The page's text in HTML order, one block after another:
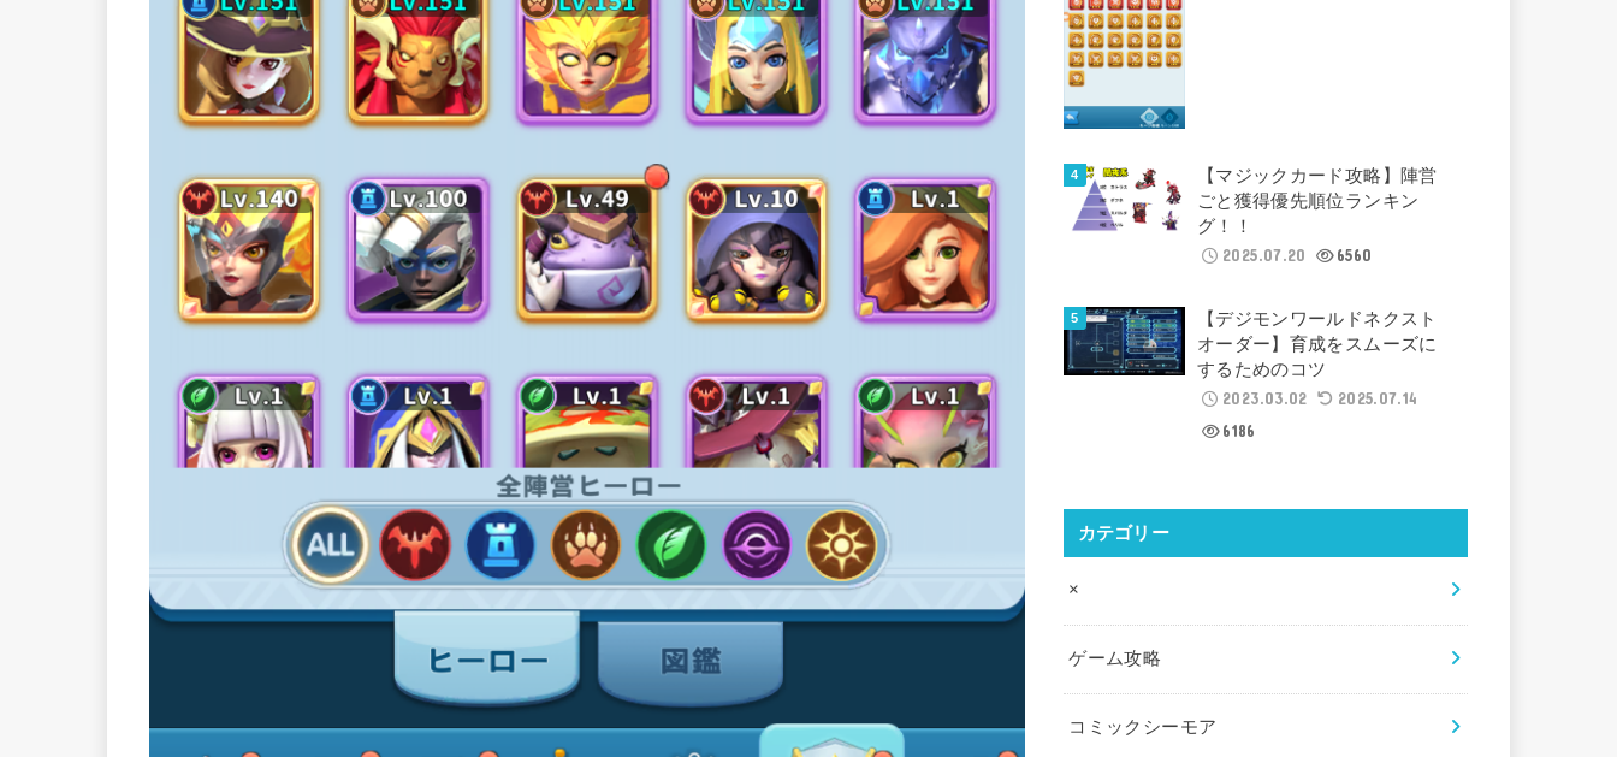
【マジックカード攻略】陣営
ごと獲得優先順位ランキン
グ！！
2025.07.20
6560
【デジモンワールドネクスト
オーダー】育成をスムーズに
するためのコツ
2023.03.02
2025.07.14
6186
カテゴリー
×
ゲーム攻略
コミックシーモア